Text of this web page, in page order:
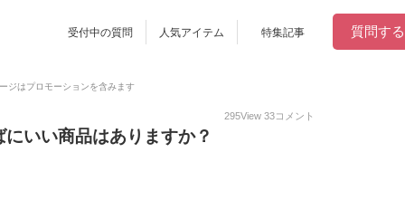
受付中の質問 人気アイテム 特集記事 質問する
ジはプロモーションを含みます
295View 33コメント
いい商品はありますか？